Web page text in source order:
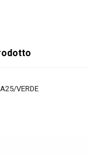
VERDE